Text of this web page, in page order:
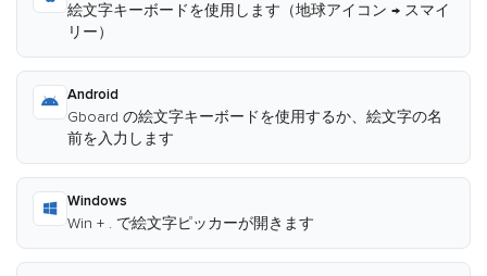
絵文字キーボードを使用します（地球アイコン → スマイ
リー）
Android
Gboard の絵文字キーボードを使用するか、絵文字の名
前を入力します
Windows
Win + . で絵文字ピッカーが開きます